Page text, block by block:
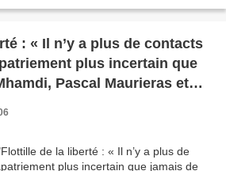
: « Il n’y a plus de contacts
plus incertain que
Pascal Maurieras et